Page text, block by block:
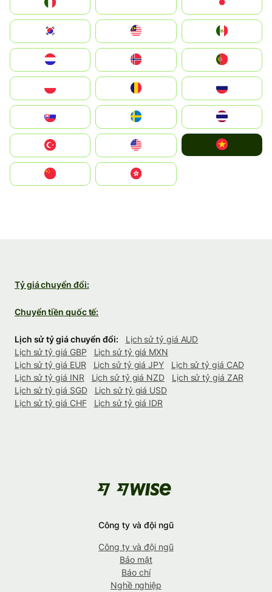
South Korea
United States
中國香港特別行政區
Tỷ giá chuyển đổi:
Chuyển tiền quốc tế:
Lịch sử tỷ giá chuyển đổi:
Lịch sử tỷ giá AUD
Lịch sử tỷ giá GBP
Lịch sử tỷ giá MXN
Lịch sử tỷ giá EUR
Lịch sử tỷ giá JPY
Lịch sử tỷ giá CAD
Lịch sử tỷ giá INR
Lịch sử tỷ giá NZD
Lịch sử tỷ giá ZAR
Lịch sử tỷ giá SGD
Lịch sử tỷ giá USD
Lịch sử tỷ giá CHF
Lịch sử tỷ giá IDR
Công ty và đội ngũ
Công ty và đội ngũ
Bảo mật
Báo chí
Nghề nghiệp